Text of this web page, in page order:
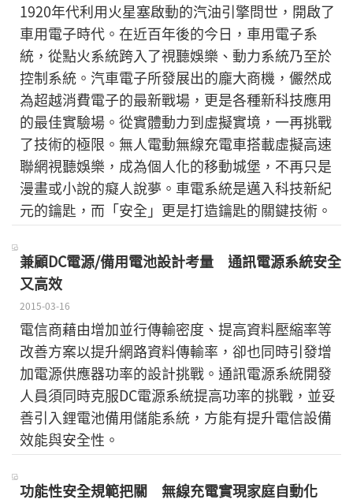
1920年代利用火星塞啟動的汽油引擎問世，開啟了
車用電子時代。在近百年後的今日，車用電子系
統，從點火系統跨入了視聽娛樂、動力系統乃至於
控制系統。汽車電子所發展出的龐大商機，儼然成
為超越消費電子的最新戰場，更是各種新科技應用
的最佳實驗場。從實體動力到虛擬實境，一再挑戰
了技術的極限。無人電動無線充電車搭載虛擬高速
聯網視聽娛樂，成為個人化的移動城堡，不再只是
漫畫或小說的癡人說夢。車電系統是邁入科技新紀
元的鑰匙，而「安全」更是打造鑰匙的關鍵技術。
兼顧DC電源/備用電池設計考量 通訊電源系統安全
又高效
2015-03-16
電信商藉由增加並行傳輸密度、提高資料壓縮率等
改善方案以提升網路資料傳輸率，卻也同時引發增
加電源供應器功率的設計挑戰。通訊電源系統開發
人員須同時克服DC電源系統提高功率的挑戰，並妥
善引入鋰電池備用儲能系統，方能有提升電信設備
效能與安全性。
功能性安全規範把關 無線充電實現家庭自動化